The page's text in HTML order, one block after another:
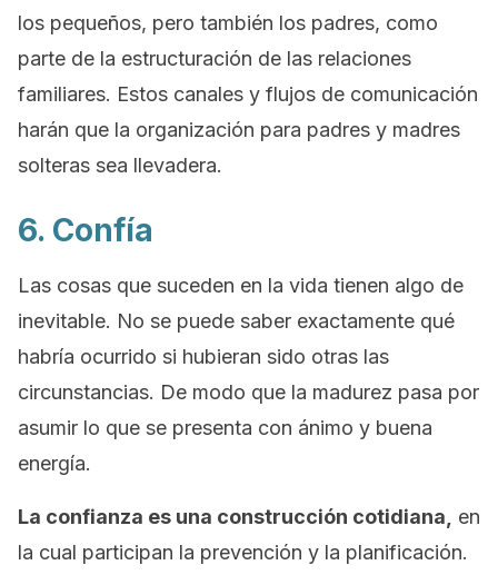
los pequeños, pero también los padres, como
parte de la estructuración de las relaciones
familiares. Estos canales y flujos de comunicación
harán que la organización para padres y madres
solteras sea llevadera.
6. Confía
Las cosas que suceden en la vida tienen algo de
inevitable. No se puede saber exactamente qué
habría ocurrido si hubieran sido otras las
circunstancias. De modo que la madurez pasa por
asumir lo que se presenta con ánimo y buena
energía.
La confianza es una construcción cotidiana,
en
la cual participan la prevención y la planificación.